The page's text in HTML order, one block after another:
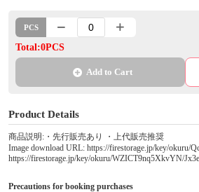
PCS
Total:0PCS
Add to Cart
Product Details
商品説明:・先行販売あり ・上代販売推奨
Image download URL: https://firestorage.jp/key/okuru/
https://firestorage.jp/key/okuru/WZICT9nq5XkvYN/
Precautions for booking purchases